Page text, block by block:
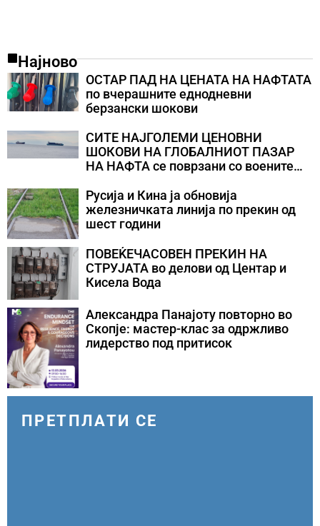
Најново
ОСТАР ПАД НА ЦЕНАТА НА НАФТАТА
по вчерашните еднодневни
берзански шокови
СИТЕ НАЈГОЛЕМИ ЦЕНОВНИ
ШОКОВИ НА ГЛОБАЛНИОТ ПАЗАР
НА НАФТА се поврзани со воените
Русија и Кина ја обновија
железничката линија по прекин од
шест години
ПОВЕЌЕЧАСОВЕН ПРЕКИН НА
СТРУЈАТА во делови од Центар и
Кисела Вода
Александра Панајоту повторно во
Скопје: мастер-клас за одржливо
лидерство под притисок
ПРЕТПЛАТИ СЕ